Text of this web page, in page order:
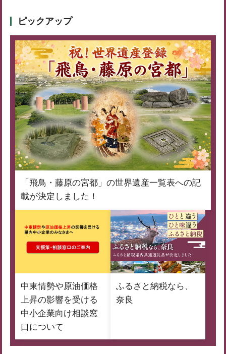
ピックアップ
「飛鳥・藤原の宮都」の世界遺産一覧表への記
載が決定しました！
中東情勢や原油価格
上昇の影響を受ける
中小企業向け相談窓
口について
ふるさと納税なら、
奈良